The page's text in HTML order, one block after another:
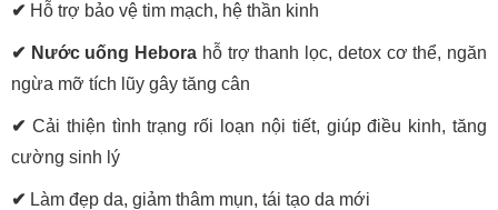
✔ Hỗ trợ bảo vệ tim mạch, hệ thần kinh
✔ Nước uống Hebora hỗ trợ thanh lọc, detox cơ thể, ngăn
ngừa mỡ tích lũy gây tăng cân
✔ Cải thiện tình trạng rối loạn nội tiết, giúp điều kinh, tăng
cường sinh lý
✔ Làm đẹp da, giảm thâm mụn, tái tạo da mới